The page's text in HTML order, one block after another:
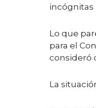
incógnitas
Lo que
para el
consideró
La